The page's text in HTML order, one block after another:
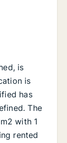
is
is
has
The
with 1
rented